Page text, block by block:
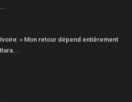
« Mon retour dépend entièrement